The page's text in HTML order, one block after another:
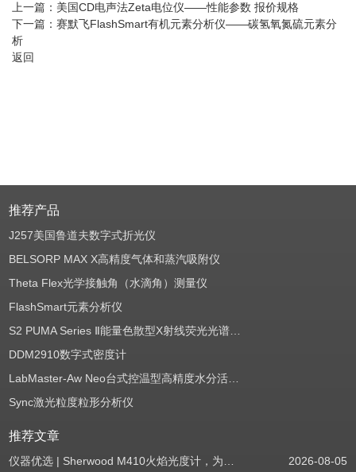
上一篇： 美国CD电声法Zeta电位仪——性能参数 报价规格
下一篇： 赛默飞FlashSmart有机元素分析仪——碳氢氧氮硫元素分
析
返回
推荐产品
J257美国鲁道夫数字式折光仪
BELSORP MAX X高精度气体和蒸汽吸附仪
Theta Flex光学接触角（水滴角）测量仪
FlashSmart元素分析仪
S2 PUMA Series Ⅱ能量色散型X射线荧光光谱仪（EDXRF）
DDM2910数字式密度计
LabMaster-Aw Neo台式控温型高精度水分活度测定仪
Sync激光粒度粒形分析仪
推荐文章
仪器优选 | Sherwood M410火焰光度计，为用户检测提供值得信赖的基准方案
2026-08-05